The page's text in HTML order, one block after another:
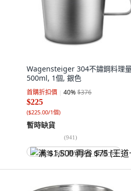
Wagensteiger 304不鏽鋼料理
500ml, 1個, 銀色
首購折扣價 40%$376
$225
($225.00/1個)
暫時缺貨
(941)
满 $1,500 再省 $75 (王道卡)